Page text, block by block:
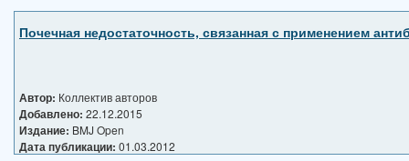
Почечная недостаточность, связанная с применением
Автор: Коллектив авторов
Добавлено: 22.12.2015
Издание: BMJ Open
Дата публикации: 01.03.2012